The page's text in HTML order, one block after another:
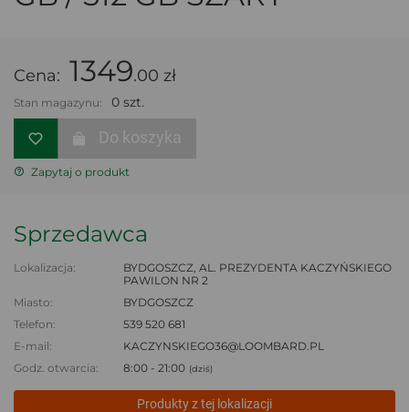
Cena: 1349.00 zł
Stan magazynu: 0 szt.
Do koszyka
Zapytaj o produkt
Sprzedawca
Lokalizacja:
BYDGOSZCZ, AL. PREZYDENTA KACZYŃSKIEGO
PAWILON NR 2
Miasto:
BYDGOSZCZ
Telefon:
539 520 681
E-mail:
KACZYNSKIEGO36@LOOMBARD.PL
Godz. otwarcia:
8:00 - 21:00 (dziś)
Produkty z tej lokalizacji